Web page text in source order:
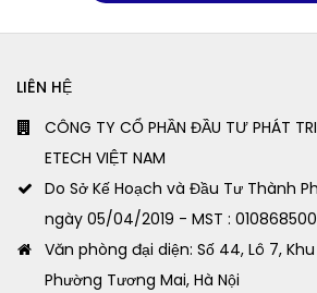
LIÊN HỆ
CÔNG TY CỔ PHẦN ĐẦU TƯ PHÁT
ETECH VIỆT NAM
Do Sở Kế Hoạch và Đầu Tư Thành
ngày 05/04/2019 - MST :
Văn phòng đại diện: Số 44, Lô 7,
Phường Tương Mai, Hà Nội